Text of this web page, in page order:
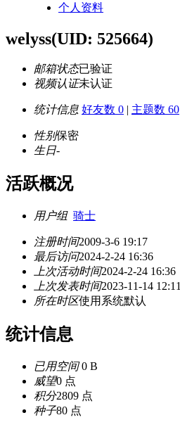
个人资料
welyss(UID: 525664)
邮箱状态已验证
视频认证未认证
统计信息 好友数 0 | 主题数 60
性别保密
生日-
活跃概况
用户组 骑士
注册时间2009-3-6 19:17
最后访问2024-2-24 16:36
上次活动时间2024-2-24 16:36
上次发表时间2023-11-14 12:11
所在时区使用系统默认
统计信息
已用空间0 B
威望0 点
积分2809 点
种子80 点